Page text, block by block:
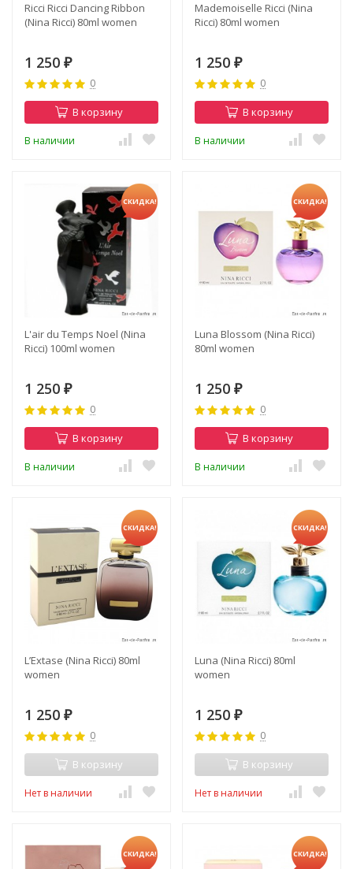
Ricci Ricci Dancing Ribbon
(Nina Ricci) 80ml women
1 250 ₽
0
В корзину
В наличии
Mademoiselle Ricci (Nina
Ricci) 80ml women
1 250 ₽
0
В корзину
В наличии
СКИДКА!
L'air du Temps Noel (Nina
Ricci) 100ml women
1 250 ₽
0
В корзину
В наличии
СКИДКА!
Luna Blossom (Nina Ricci)
80ml women
1 250 ₽
0
В корзину
В наличии
СКИДКА!
L’Extase (Nina Ricci) 80ml
women
1 250 ₽
0
В корзину
Нет в наличии
СКИДКА!
Luna (Nina Ricci) 80ml
women
1 250 ₽
0
В корзину
Нет в наличии
СКИДКА! СКИДКА!